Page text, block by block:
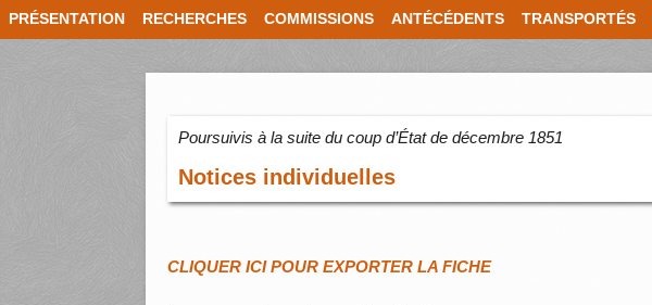
PRÉSENTATION RECHERCHES COMMISSIONS ANTÉCÉDENTS TRANSPORTÉS
Poursuivis à la suite du coup d’État de décembre 1851
Notices individuelles
CLIQUER ICI POUR EXPORTER LA FICHE